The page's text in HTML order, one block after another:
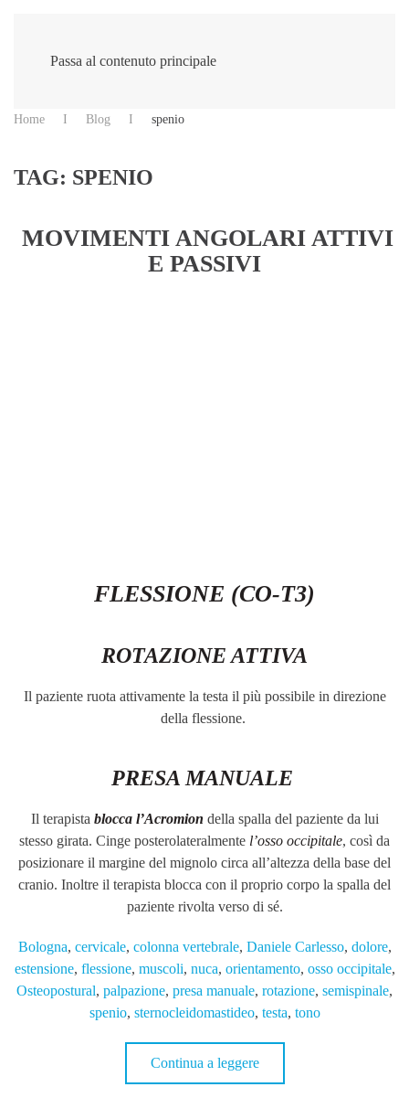
Passa al contenuto principale
Home Blog spenio
TAG: SPENIO
MOVIMENTI ANGOLARI ATTIVI
E PASSIVI
FLESSIONE (CO-T3)
ROTAZIONE ATTIVA
Il paziente ruota attivamente la testa il più possibile in direzione
della flessione.
PRESA MANUALE
Il terapista blocca l’Acromion della spalla del paziente da lui
stesso girata. Cinge posterolateralmente l’osso occipitale, così da
posizionare il margine del mignolo circa all’altezza della base del
cranio. Inoltre il terapista blocca con il proprio corpo la spalla del
paziente rivolta verso di sé.
Bologna, cervicale, colonna vertebrale, Daniele Carlesso, dolore,
estensione, flessione, muscoli, nuca, orientamento, osso occipitale,
Osteopostural, palpazione, presa manuale, rotazione, semispinale,
spenio, sternocleidomastideo, testa, tono
Continua a leggere